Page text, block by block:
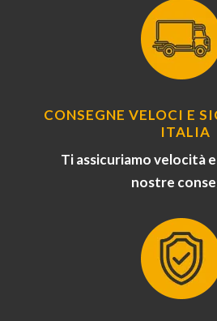
CONSEGNE VELOCI E
ITALIA
Ti assicuriamo velocità
nostre